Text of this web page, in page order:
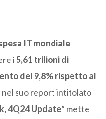
IT mondiale
i5,61 trilioni di
del 9,8% rispetto al
nel suo report intitolato
4Q24 Update” mette